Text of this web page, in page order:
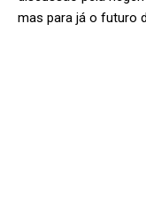
mas para já o futuro